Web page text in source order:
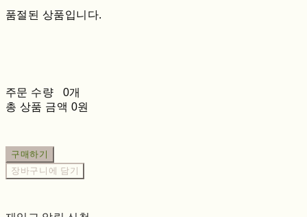
품절된 상품입니다.
주문 수량
0개
총 상품 금액 0원
구매하기
장바구니에 담기